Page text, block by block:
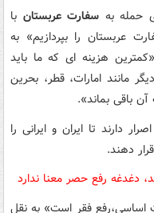
حمله به سفارت عربستان با
عربستان را بپردازیم» به
هزینه ای که ما باید
مانند امارات، قطر، بحرین
باقی بماند».
دارند تا ایران و ایرانی را
دهند.
دغدغه‌ رفع حصر معنا ندارد
اساسی،رفع فقر است» به نقل